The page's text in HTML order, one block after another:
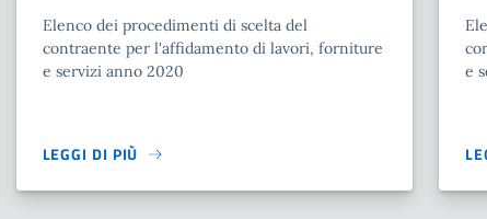
Elenco dei procedimenti di scelta del
contraente per l'affidamento di lavori, forniture
e servizi anno 2020
LEGGI DI PIÙ
e